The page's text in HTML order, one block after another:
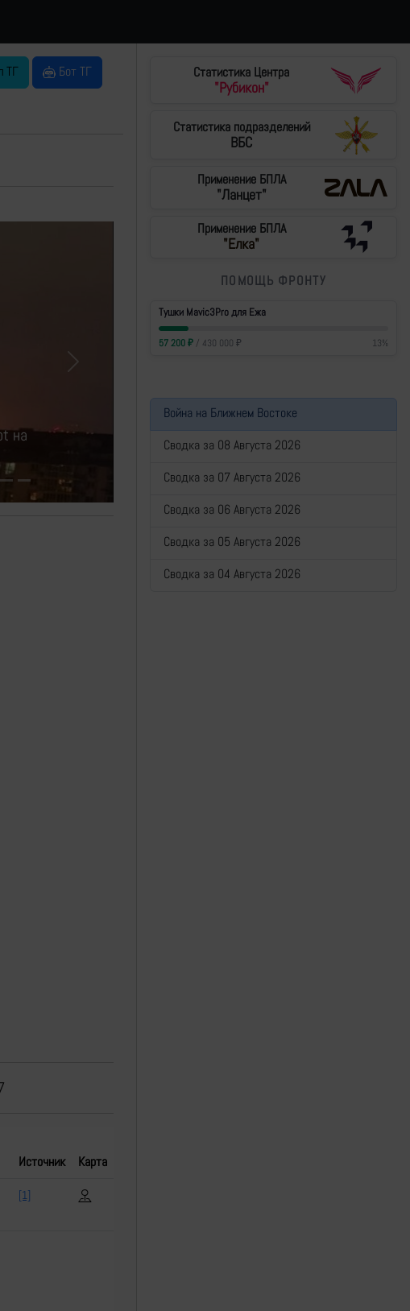
ТГ
Бот ТГ
Next
Источник Карта
[1]
Статистика Центра
"Рубикон"
Статистика подразделений
ВБС
Применение БПЛА
"Ланцет"
Применение БПЛА
"Елка"
ПОМОЩЬ ФРОНТУ
Тушки Mavic3Pro для Ежа
57 200₽/ 430 000 ₽ 13%
Война на Ближнем Востоке
Сводка за 08 Августа 2026
Сводка за 07 Августа 2026
Сводка за 06 Августа 2026
Сводка за 05 Августа 2026
Сводка за 04 Августа 2026